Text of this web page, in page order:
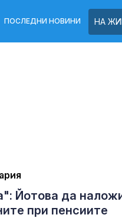
НА
ПОСЛЕДНИ НОВИНИ
Йотова да
при пенсиите